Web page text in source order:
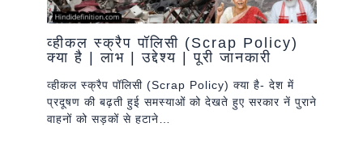
व्हीकल स्क्रैप पॉलिसी (Scrap Policy)
क्या है | लाभ | उद्देश्य | पूरी जानकारी
व्हीकल स्क्रैप पॉलिसी (Scrap Policy) क्या है- देश में
प्रदूषण की बढ़ती हुई समस्याओं को देखते हुए सरकार नें पुराने
वाहनों को सड़कों से हटाने…